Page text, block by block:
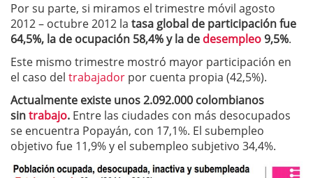
Por su parte, si miramos el trimestre móvil agosto
2012 – octubre 2012 la tasa global de participación fue
64,5%, la de ocupación 58,4% y la de desempleo9,5%.
Este mismo trimestre mostró mayor participación en
el caso del trabajador por cuenta propia (42,5%).
Actualmente existe unos 2.092.000 colombianos
sintrabajo. Entre las ciudades con más desocupados
se encuentra Popayán, con 17,1%. El subempleo
objetivo fue 11,9% y el subempleo subjetivo 34,4%.